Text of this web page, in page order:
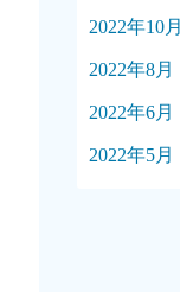
2022年10月
2022年8月
2022年6月
2022年5月